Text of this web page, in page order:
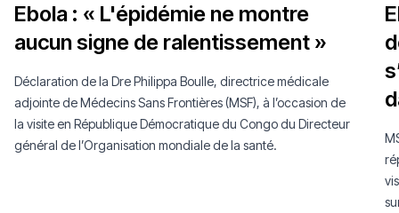
Ebola : « L'épidémie ne montre
aucun signe de ralentissement »
Déclaration de la Dre Philippa Boulle, directrice médicale
adjointe de Médecins Sans Frontières (MSF), à l’occasion de
la visite en République Démocratique du Congo du Directeur
général de l’Organisation mondiale de la santé.